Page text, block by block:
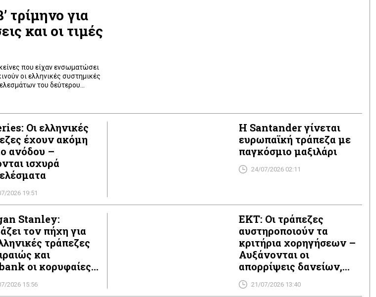
της
και τους
τρίμηνο για
και οι τιμές
που είχαν ενσωματώσει
οι ελληνικές συστημικές
του δεύτερου
η ανθεκτικότητα των
βελτίωση […]
Οι ελληνικές
έχουν ακόμη
ανόδου –
ισχυρά
2026 19:51
Η Santander γίνεται
ευρωπαϊκή τράπεζα με
παγκόσμιο μαξιλάρι
24/07/2026 02:11
Stanley:
τον πήχη για
τράπεζες
και
οι κορυφαίες
2026 15:56
ΕΚΤ: Οι τράπεζες
αυστηροποιούν τα
κριτήρια χορηγήσεων –
Αυξάνονται οι
απορρίψεις δανείων,
πιέζεται η στεγαστική
πίστη
21/07/2026 13:40